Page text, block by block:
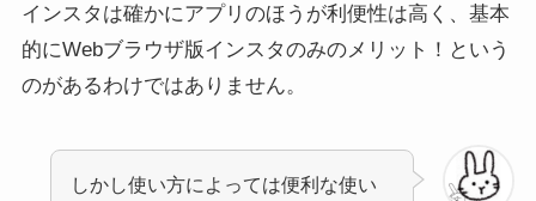
緑の丸を非表示に設定する
方やできない時の対処法も
インスタは確かにアプリのほうが利便性は高く、基本
的にWebブラウザ版インスタのみのメリット！という
のがあるわけではありません。
しかし使い方によっては便利な使い